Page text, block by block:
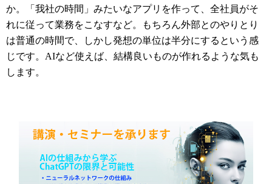
か。「我社の時間」みたいなアプリを作って、全社員がそ
れに従って業務をこなすなど。もちろん外部とのやりとり
は普通の時間で、しかし発想の単位は半分にするという感
じです。AIなど使えば、結構良いものが作れるような気も
します。